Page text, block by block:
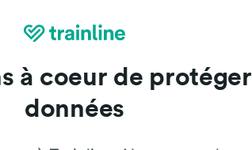
: l'avis de nos clients
à coeur de
données